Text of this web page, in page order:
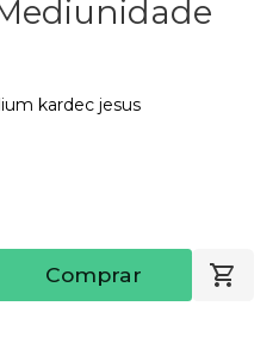
kardec jesus
Comprar